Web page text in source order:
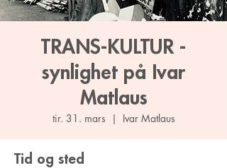
TRANS-KULTUR -
synlighet på Ivar
Matlaus
tir. 31. mars
  |
Ivar Matlaus
Tid og sted